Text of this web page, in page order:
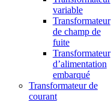
variable
Transformateur
de champ de
fuite
Transformateur
d’alimentation
embarqué
Transformateur de
courant